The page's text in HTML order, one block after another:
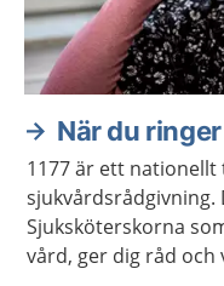
När du ringer
1177 är ett
sjukvårdsrådgivning.
Sjuksköterskorna
vård, ger dig råd